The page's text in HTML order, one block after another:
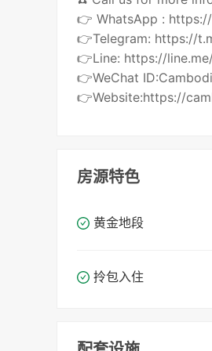
👉 WhatsApp :
👉Telegram: https://
👉Line: https://
👉WeChat
👉Website:https://
房源特色
黄金地段
拎包入住